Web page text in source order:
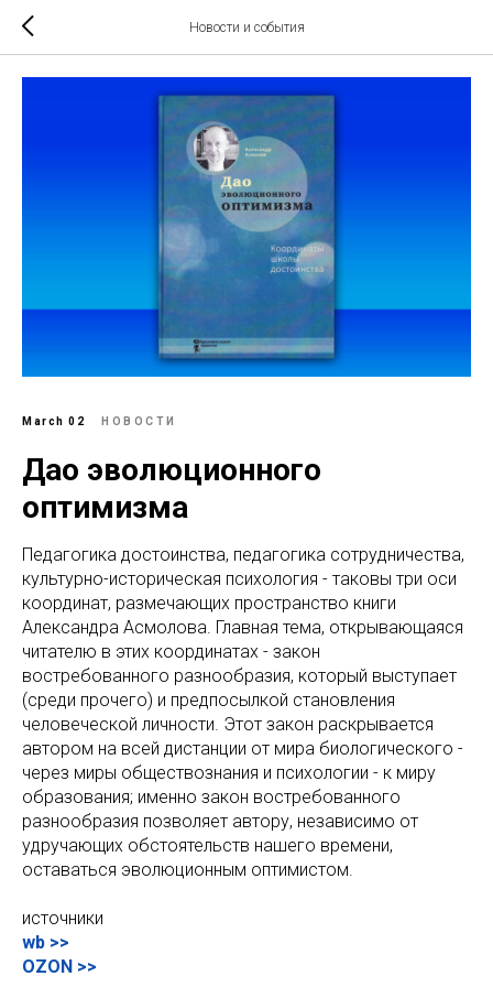
Новости и события
March 02 НОВОСТИ
Дао эволюционного
оптимизма
Педагогика достоинства, педагогика сотрудничества,
культурно-историческая психология - таковы три оси
координат, размечающих пространство книги
Александра Асмолова. Главная тема, открывающаяся
читателю в этих координатах - закон
востребованного разнообразия, который выступает
(среди прочего) и предпосылкой становления
человеческой личности. Этот закон раскрывается
автором на всей дистанции от мира биологического -
через миры обществознания и психологии - к миру
образования; именно закон востребованного
разнообразия позволяет автору, независимо от
удручающих обстоятельств нашего времени,
оставаться эволюционным оптимистом.
источники
wb >>
OZON >>